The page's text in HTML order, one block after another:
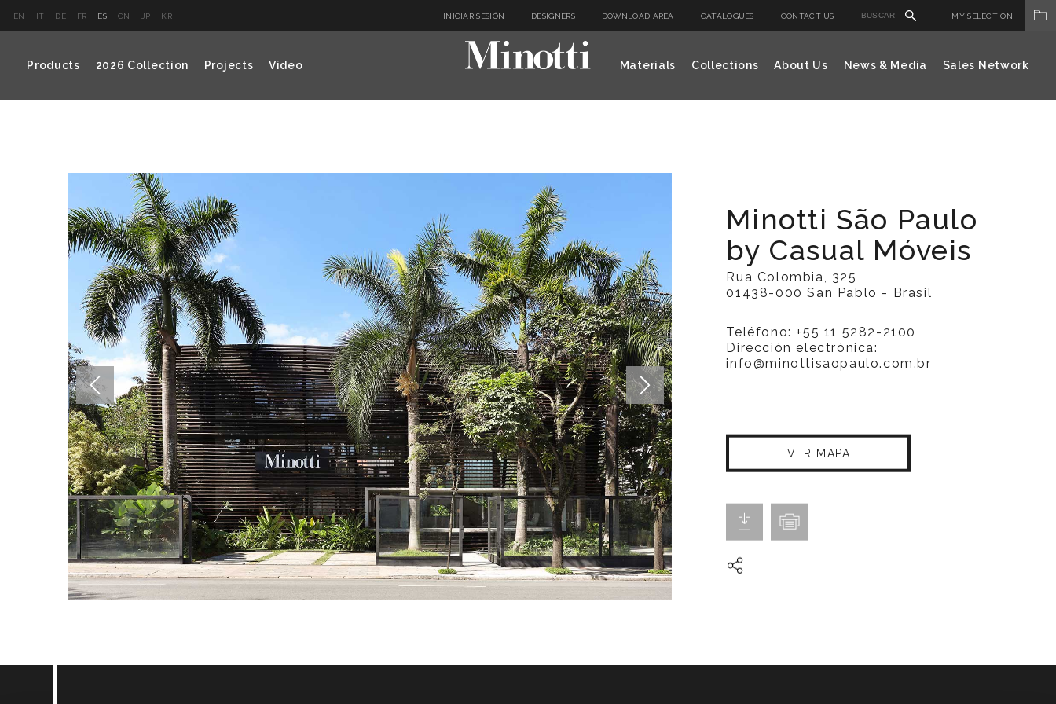
EN IT DE FR ES CN JP KR INICIAR SESIÓN DESIGNERS DOWNLOAD AREA CATALOGUES CONTACT US MY SELECTION
Products 2026 Collection Projects Video Materials Collections About Us News & Media Sales Network
Minotti São Paulo
by Casual Móveis
Rua Colombia, 325
01438-000 San Pablo - Brasil
Teléfono: +55 11 5282-2100
Dirección electrónica:
info@minottisaopaulo.com.br
VER MAPA